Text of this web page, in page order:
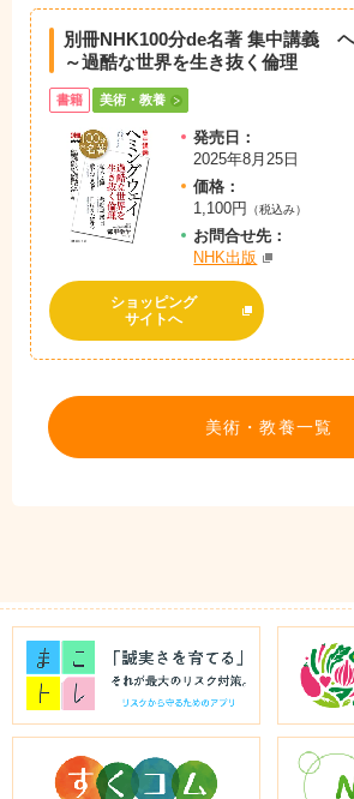
別冊NHK100分de名著 集中講義
～過酷な世界を生き抜く倫理
書籍 美術・教養
発売日：
2025年8月25日
価格：
1,100円
（税込み）
お問合せ先：
NHK出版
ショッピング
サイトへ
美術・教養一覧